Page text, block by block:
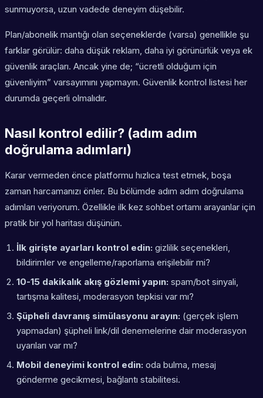
sunmuyorsa, uzun vadede deneyim düşebilir.
Plan/abonelik mantığı olan seçeneklerde (varsa) genellikle şu
farklar görülür: daha düşük reklam, daha iyi görünürlük veya ek
güvenlik araçları. Ancak yine de; “ücretli olduğum için
güvenliyim” varsayımını yapmayın. Güvenlik kontrol listesi her
durumda geçerli olmalıdır.
Nasıl kontrol edilir? (adım adım
doğrulama adımları)
Karar vermeden önce platformu hızlıca test etmek, boşa
zaman harcamanızı önler. Bu bölümde adım adım doğrulama
adımları veriyorum. Özellikle ilk kez sohbet ortamı arayanlar için
pratik bir yol haritası düşünün.
İlk girişte ayarları kontrol edin: gizlilik seçenekleri,
bildirimler ve engelleme/raporlama erişilebilir mi?
10-15 dakikalık akış gözlemi yapın: spam/bot sinyali,
tartışma kalitesi, moderasyon tepkisi var mı?
Şüpheli davranış simülasyonu arayın: (gerçek işlem
yapmadan) şüpheli link/dil denemelerine dair moderasyon
uyarıları var mı?
Mobil deneyimi kontrol edin: oda bulma, mesaj
gönderme gecikmesi, bağlantı stabilitesi.